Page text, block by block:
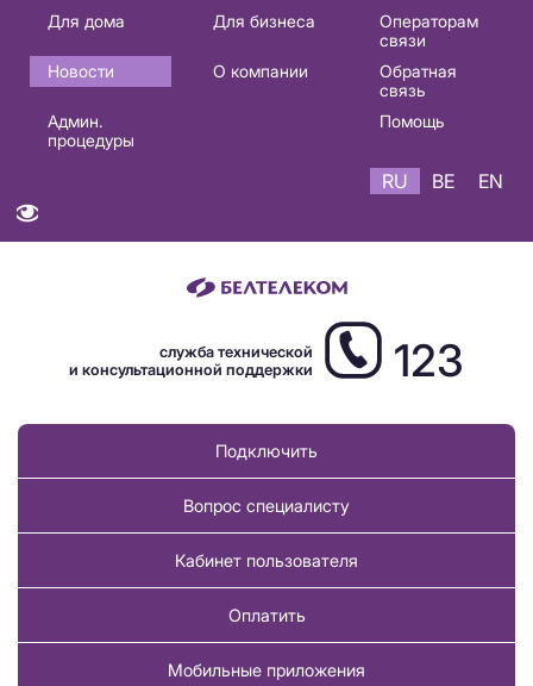
Основная
навигация
RU
Для дома Для бизнеса
Операторам
связи
Новости
О компании
Обратная
связь
Админ.
процедуры
Помощь
RU BE EN
служба технической
и консультационной поддержки
123
Подключить
Вопрос специалисту
Кабинет пользователя
Оплатить
Мобильные приложения